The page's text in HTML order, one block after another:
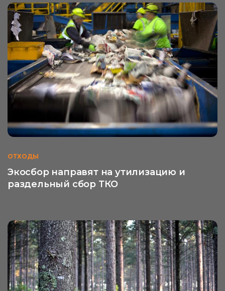
ОТХОДЫ
Экосбор направят на утилизацию и
раздельный сбор ТКО